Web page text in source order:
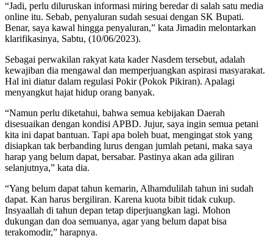
“Jadi, perlu diluruskan informasi miring beredar di salah satu media
online itu. Sebab, penyaluran sudah sesuai dengan SK Bupati.
Benar, saya kawal hingga penyaluran,” kata Jimadin melontarkan
klarifikasinya, Sabtu, (10/06/2023).
Sebagai perwakilan rakyat kata kader Nasdem tersebut, adalah
kewajiban dia mengawal dan memperjuangkan aspirasi masyarakat.
Hal ini diatur dalam regulasi Pokir (Pokok Pikiran). Apalagi
menyangkut hajat hidup orang banyak.
“Namun perlu diketahui, bahwa semua kebijakan Daerah
disesuaikan dengan kondisi APBD. Jujur, saya ingin semua petani
kita ini dapat bantuan. Tapi apa boleh buat, mengingat stok yang
disiapkan tak berbanding lurus dengan jumlah petani, maka saya
harap yang belum dapat, bersabar. Pastinya akan ada giliran
selanjutnya,” kata dia.
“Yang belum dapat tahun kemarin, Alhamdulilah tahun ini sudah
dapat. Kan harus bergiliran. Karena kuota bibit tidak cukup.
Insyaallah di tahun depan tetap diperjuangkan lagi. Mohon
dukungan dan doa semuanya, agar yang belum dapat bisa
terakomodir,” harapnya.